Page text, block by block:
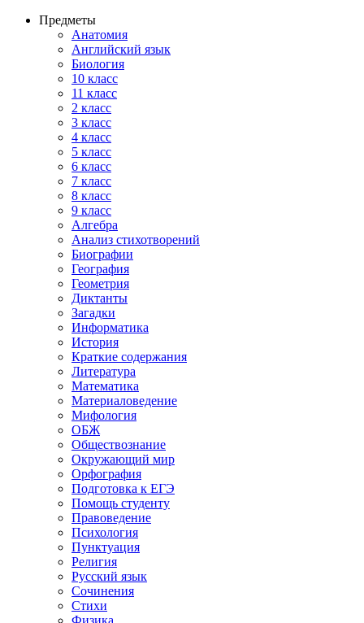
Предметы
Анатомия
Английский язык
Биология
10 класс
11 класс
2 класс
3 класс
4 класс
5 класс
6 класс
7 класс
8 класс
9 класс
Алгебра
Анализ стихотворений
Биографии
География
Геометрия
Диктанты
Загадки
Информатика
История
Краткие содержания
Литература
Математика
Материаловедение
Мифология
ОБЖ
Обществознание
Окружающий мир
Орфография
Подготовка к ЕГЭ
Помощь студенту
Правоведение
Психология
Пунктуация
Религия
Русский язык
Сочинения
Стихи
Физика